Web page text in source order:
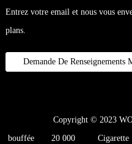
Entrez votre email et nous vous
plans.
Demande De Renseignements
Copyright © 2023
bouffée
20 000
Cigarette